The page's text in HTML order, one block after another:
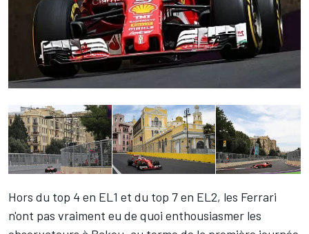
Hors du top 4 en EL1 et du top 7 en EL2, les Ferrari
n'ont pas vraiment eu de quoi enthousiasmer les